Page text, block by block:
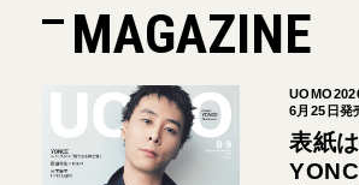
MAGAZINE
6月25日発
表紙